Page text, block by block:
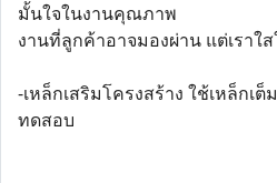
มั้นใจในงานคุณภาพ
งานที่ลูกค้าอาจมองผ่าน แต่เราใส
-เหล็กเสริมโครงสร้าง ใช้เหล็กเ
ทดสอบ